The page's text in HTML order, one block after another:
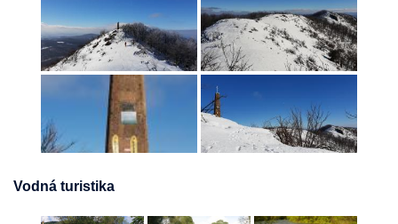
Vodná turistika